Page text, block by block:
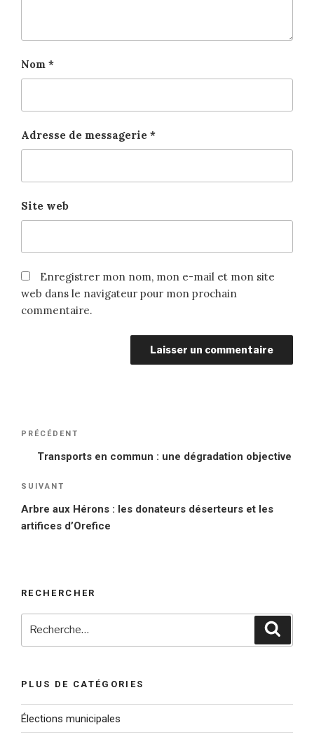
Nom *
Adresse de messagerie *
Site web
Enregistrer mon nom, mon e-mail et mon site
web dans le navigateur pour mon prochain
commentaire.
Navigation
l’article
Article
précédent
PRÉCÉDENT
Transports en commun : une dégradation objective
Article
suivant
SUIVANT
Arbre aux Hérons : les donateurs déserteurs et les
artifices d’Orefice
RECHERCHER
PLUS DE CATÉGORIES
Élections municipales